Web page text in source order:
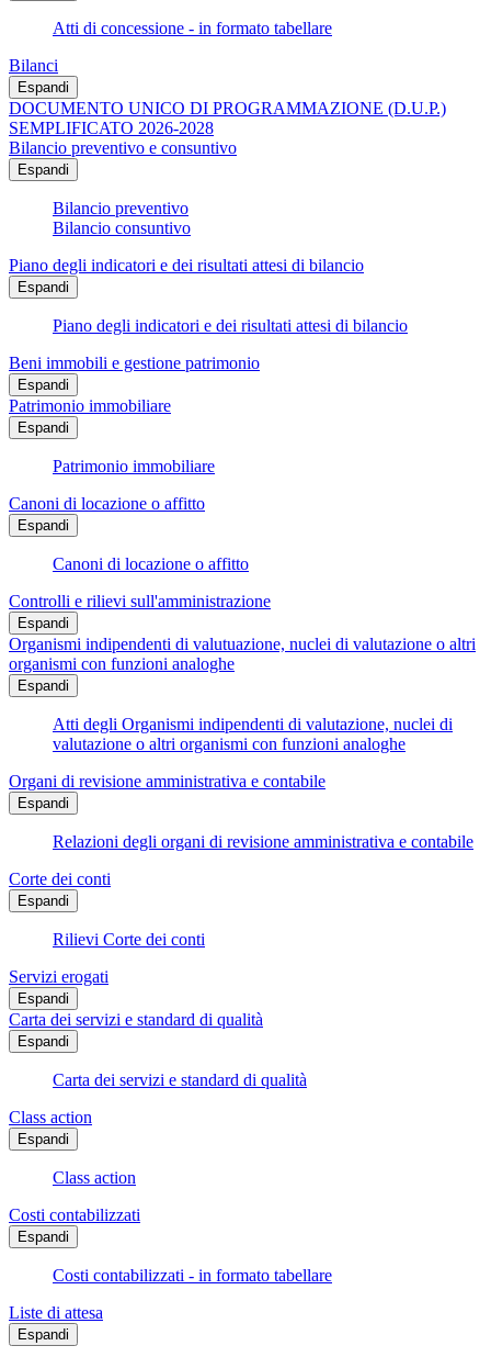
Atti di concessione - in formato tabellare
Bilanci
Espandi
DOCUMENTO UNICO DI PROGRAMMAZIONE (D.U.P.)
SEMPLIFICATO 2026-2028
Bilancio preventivo e consuntivo
Espandi
Bilancio preventivo
Bilancio consuntivo
Piano degli indicatori e dei risultati attesi di bilancio
Espandi
Piano degli indicatori e dei risultati attesi di bilancio
Beni immobili e gestione patrimonio
Espandi
Patrimonio immobiliare
Espandi
Patrimonio immobiliare
Canoni di locazione o affitto
Espandi
Canoni di locazione o affitto
Controlli e rilievi sull'amministrazione
Espandi
Organismi indipendenti di valutuazione, nuclei di valutazione o altri
organismi con funzioni analoghe
Espandi
Atti degli Organismi indipendenti di valutazione, nuclei di
valutazione o altri organismi con funzioni analoghe
Organi di revisione amministrativa e contabile
Espandi
Relazioni degli organi di revisione amministrativa e contabile
Corte dei conti
Espandi
Rilievi Corte dei conti
Servizi erogati
Espandi
Carta dei servizi e standard di qualità
Espandi
Carta dei servizi e standard di qualità
Class action
Espandi
Class action
Costi contabilizzati
Espandi
Costi contabilizzati - in formato tabellare
Liste di attesa
Espandi